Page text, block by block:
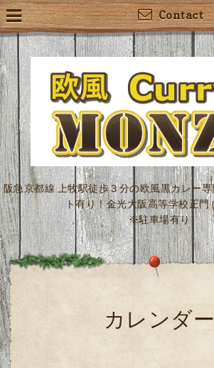
Contact
阪急京都線 上牧駅徒歩３分の欧風黒カレー
ト有り！金光大阪高等学校正門
※駐車場有り
カレンダー